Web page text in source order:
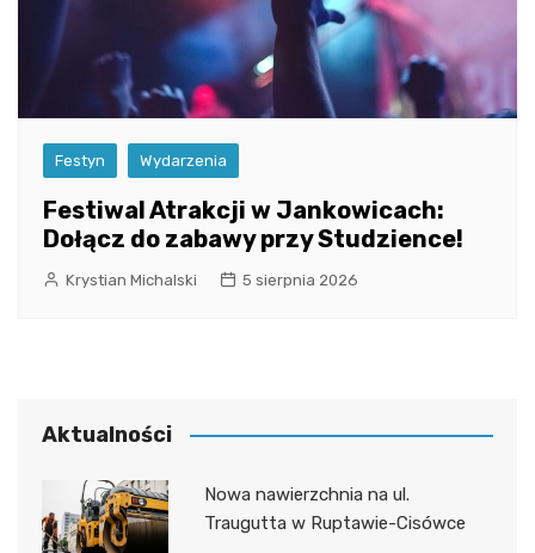
Festyn Wydarzenia
Festiwal Atrakcji w Jankowicach:
Dołącz do zabawy przy Studzience!
Krystian Michalski 5 sierpnia 2026
Aktualności
Nowa nawierzchnia na ul.
Traugutta w Ruptawie-Cisówce